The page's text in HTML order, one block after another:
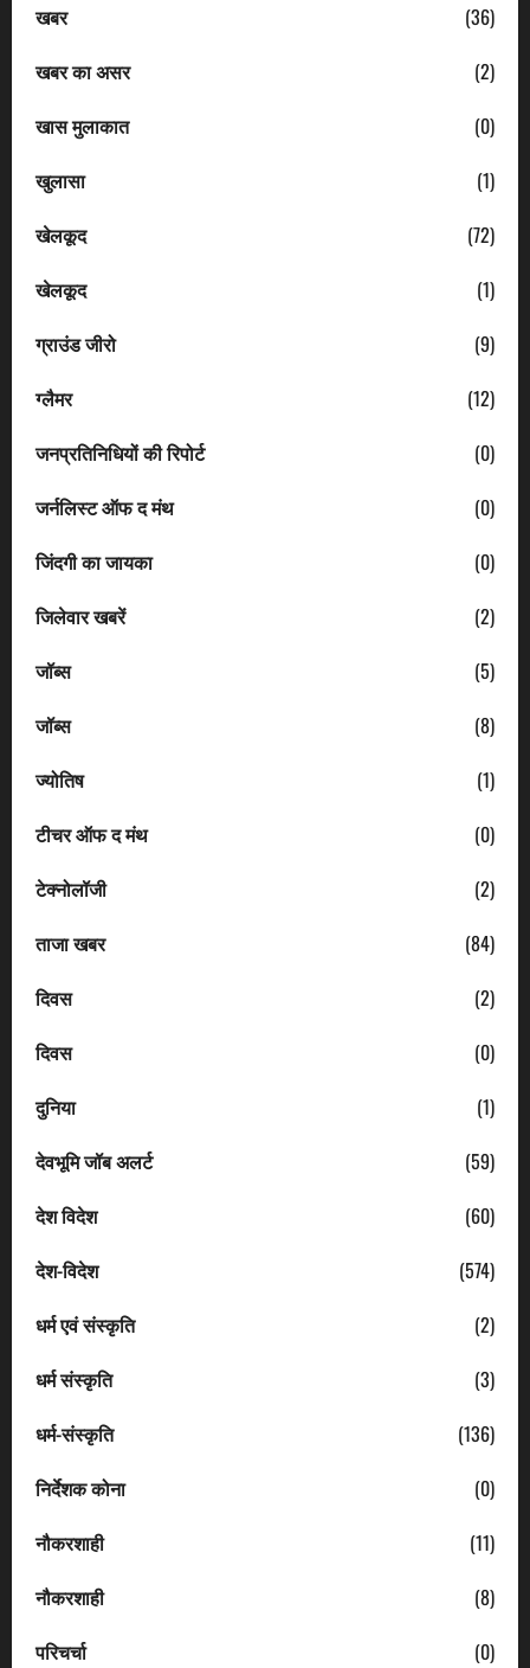
खबर
(36)
खबर का असर
(2)
खास मुलाकात
(0)
खुलासा
(1)
खेलकूद
(72)
खेलकूद
(1)
ग्राउंड जीरो
(9)
ग्लैमर
(12)
जनप्रतिनिधियों की रिपोर्ट
(0)
जर्नलिस्ट ऑफ द मंथ
(0)
जिंदगी का जायका
(0)
जिलेवार खबरें
(2)
जॉब्स
(5)
जॉब्स
(8)
ज्योतिष
(1)
टीचर ऑफ द मंथ
(0)
टेक्नोलॉजी
(2)
ताजा खबर
(84)
दिवस
(2)
दिवस
(0)
दुनिया
(1)
देवभूमि जॉब अलर्ट
(59)
देश विदेश
(60)
देश-विदेश
(574)
धर्म एवं संस्कृति
(2)
धर्म संस्कृति
(3)
धर्म-संस्कृति
(136)
निर्देशक कोना
(0)
नौकरशाही
(11)
नौकरशाही
(8)
परिचर्चा
(0)